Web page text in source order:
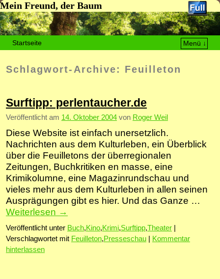
Mein Freund, der Baum
Startseite
Menü ↓
Schlagwort-Archive: Feuilleton
Surftipp: perlentaucher.de
Veröffentlicht am 14. Oktober 2004 von Roger Weil
Diese Website ist einfach unersetzlich.
Nachrichten aus dem Kulturleben, ein Überblick
über die Feuilletons der überregionalen
Zeitungen, Buchkritiken en masse, eine
Krimikolumne, eine Magazinrundschau und
vieles mehr aus dem Kulturleben in allen seinen
Ausprägungen gibt es hier. Und das Ganze …
Weiterlesen →
Veröffentlicht unter Buch,Kino,Krimi,Surftipp,Theater
Verschlagwortet mit Feuilleton,Presseschau
Kommentar
hinterlassen